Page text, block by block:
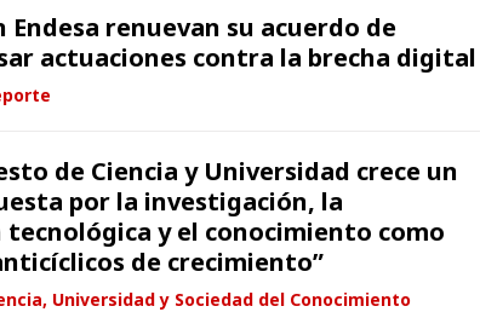
Endesa renuevan su acuerdo de
actuaciones contra la brecha digital
de Ciencia y Universidad crece un
por la investigación, la
tecnológica y el conocimiento como
de crecimiento”
Universidad y Sociedad del Conocimiento